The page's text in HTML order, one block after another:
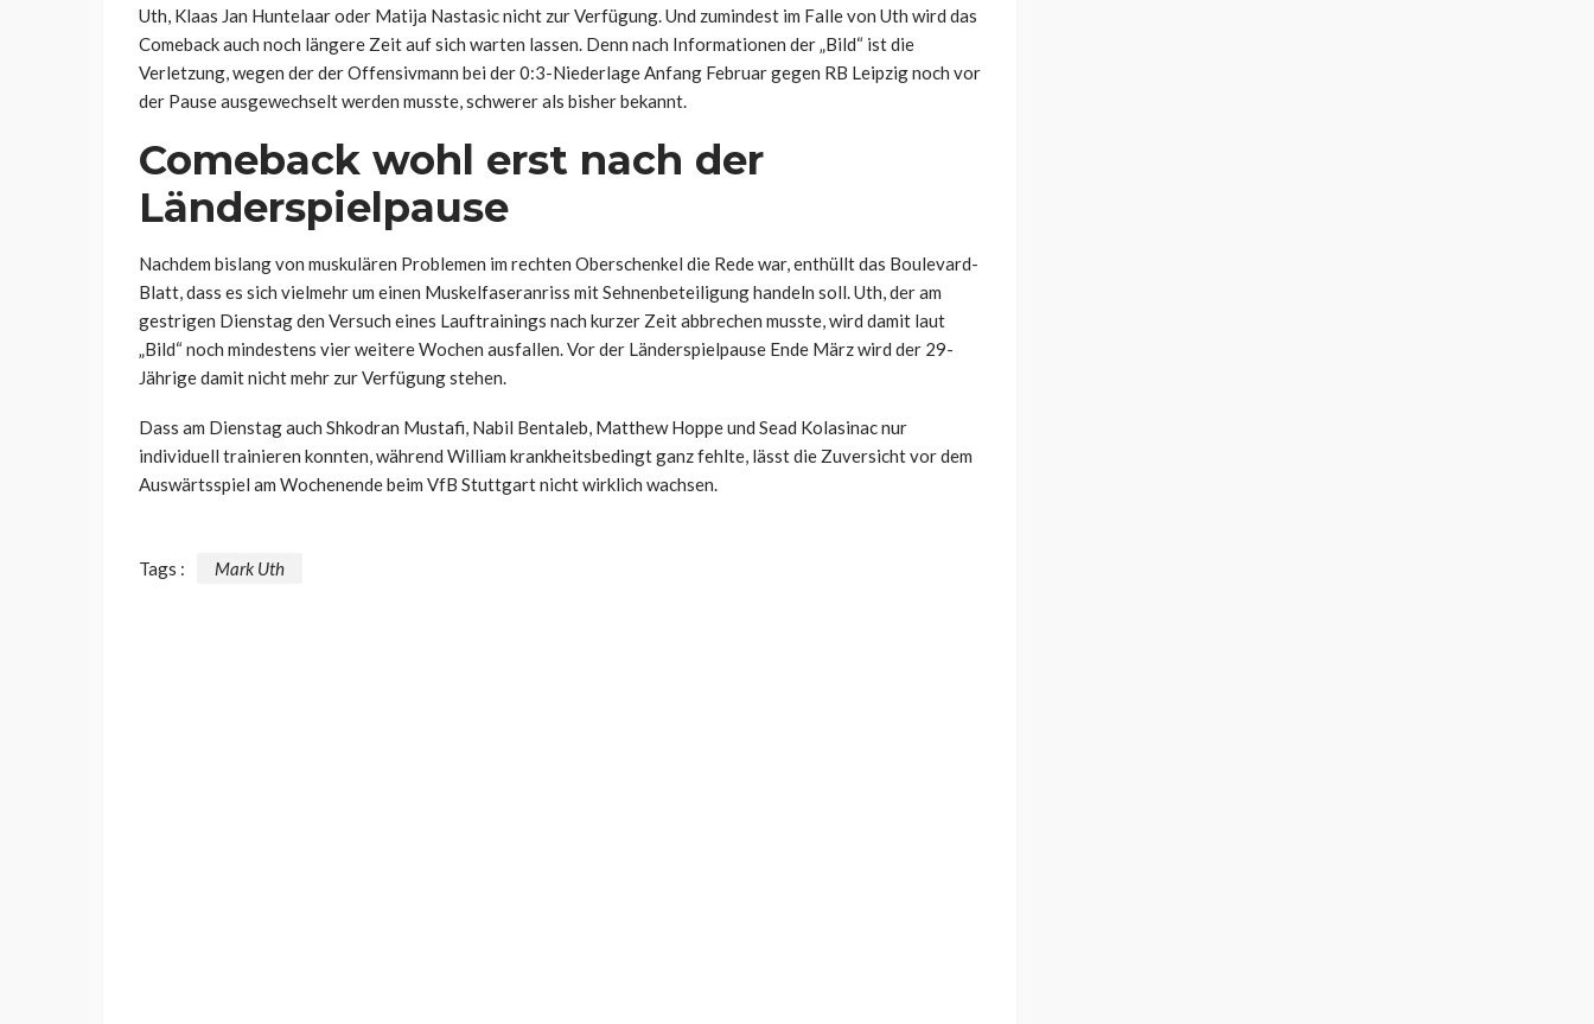
Uth, Klaas Jan Huntelaar oder Matija Nastasic nicht zur Verfügung. Und zumindest im Falle von Uth wird das
Comeback auch noch längere Zeit auf sich warten lassen. Denn nach Informationen der „Bild“ ist die
Verletzung, wegen der der Offensivmann bei der 0:3-Niederlage Anfang Februar gegen RB Leipzig noch vor
der Pause ausgewechselt werden musste, schwerer als bisher bekannt.
Comeback wohl erst nach der
Länderspielpause
Nachdem bislang von muskulären Problemen im rechten Oberschenkel die Rede war, enthüllt das Boulevard-
Blatt, dass es sich vielmehr um einen Muskelfaseranriss mit Sehnenbeteiligung handeln soll. Uth, der am
gestrigen Dienstag den Versuch eines Lauftrainings nach kurzer Zeit abbrechen musste, wird damit laut
„Bild“ noch mindestens vier weitere Wochen ausfallen. Vor der Länderspielpause Ende März wird der 29-
Jährige damit nicht mehr zur Verfügung stehen.
Dass am Dienstag auch Shkodran Mustafi, Nabil Bentaleb, Matthew Hoppe und Sead Kolasinac nur
individuell trainieren konnten, während William krankheitsbedingt ganz fehlte, lässt die Zuversicht vor dem
Auswärtsspiel am Wochenende beim VfB Stuttgart nicht wirklich wachsen.
Tags : Mark Uth